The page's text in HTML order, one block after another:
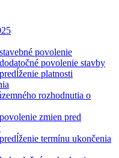
povolenie
povolenie stavby
platnosti
rozhodnutia o
zmien pred
termínu ukončenia